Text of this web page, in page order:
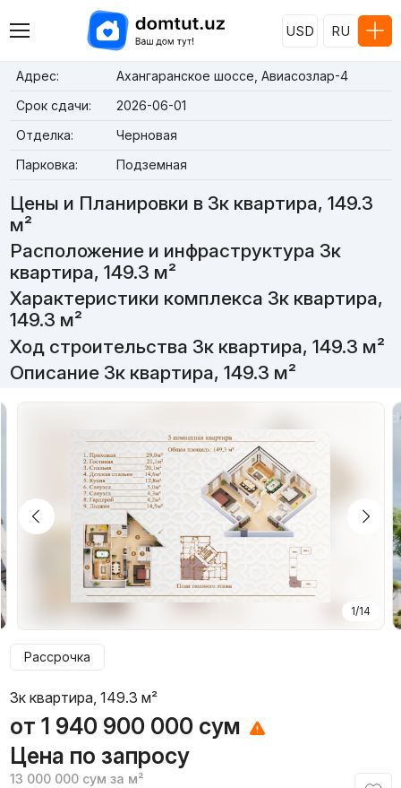
USD RU
Адрес:
Ахангаранское шоссе, Авиасозлар-4
Срок сдачи:
2026-06-01
Отделка:
Черновая
Парковка:
Подземная
Цены и Планировки в 3к квартира, 149.3
м²
Расположение и инфраструктура 3к
квартира, 149.3 м²
Характеристики комплекса 3к квартира,
149.3 м²
Ход строительства 3к квартира, 149.3 м²
Описание 3к квартира, 149.3 м²
1/14
Рассрочка
3к квартира, 149.3 м²
от 1 940 900 000 сум
Цена по запросу
13 000 000 сум за м²